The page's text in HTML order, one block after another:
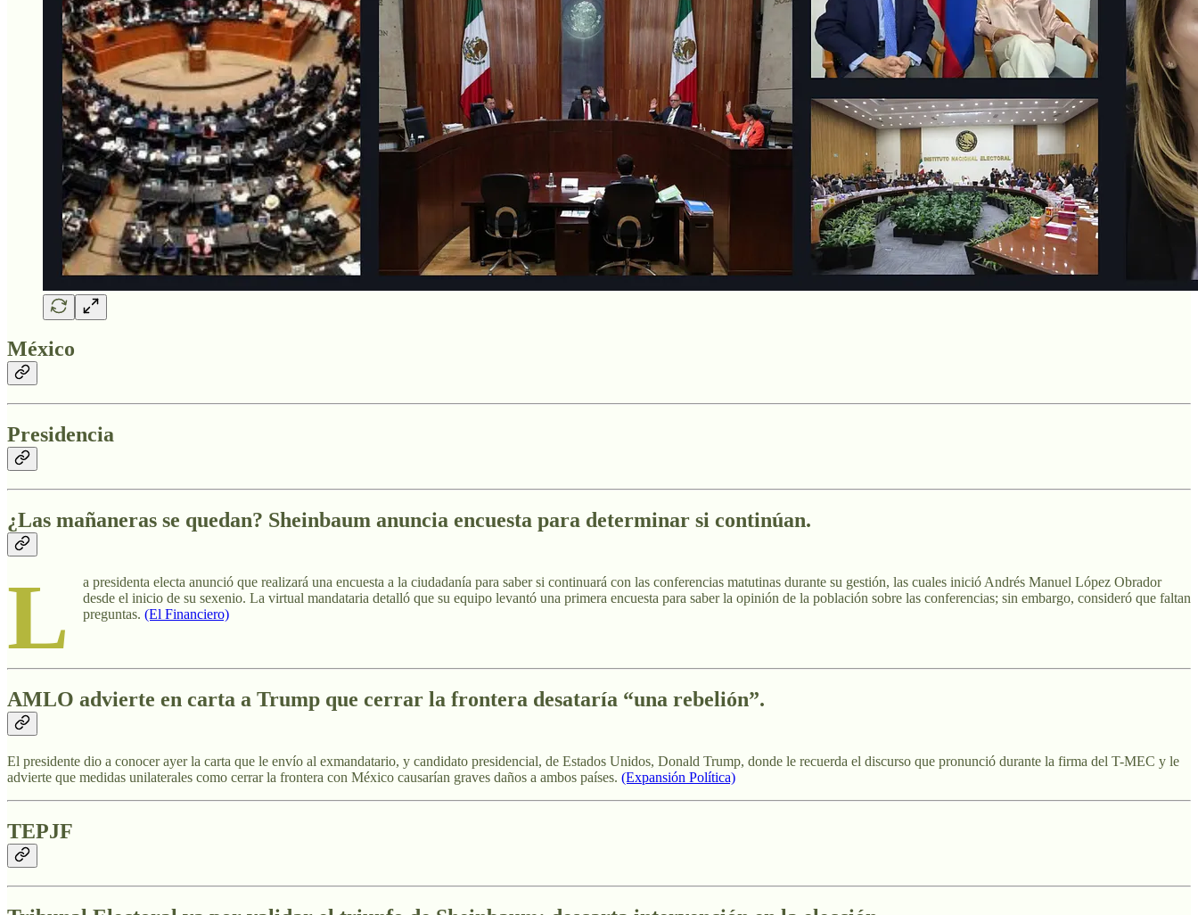
México
Presidencia
¿Las mañaneras se quedan? Sheinbaum anuncia encuesta para determinar si continúan.
L
a presidenta electa anunció que realizará una encuesta a la ciudadanía para saber si continuará con las conferencias matutinas durante su gestión, las cuales inició Andrés Manuel López Obrador
desde el inicio de su sexenio. La virtual mandataria detalló que su equipo levantó una primera encuesta para saber la opinión de la población sobre las conferencias; sin embargo, consideró que faltan
preguntas. (El Financiero)
AMLO advierte en carta a Trump que cerrar la frontera desataría “una rebelión”.
El presidente dio a conocer ayer la carta que le envío al exmandatario, y candidato presidencial, de Estados Unidos, Donald Trump, donde le recuerda el discurso que pronunció durante la firma del T-MEC y le
advierte que medidas unilaterales como cerrar la frontera con México causarían graves daños a ambos países. (Expansión Política)
TEPJF